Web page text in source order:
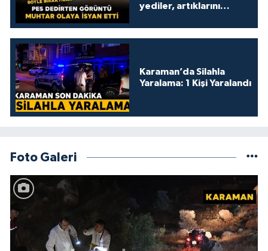
yediler, artıklarını
Karaman’da Silahla
Yaralama: 1 Kişi Yaralandı
Foto Galeri